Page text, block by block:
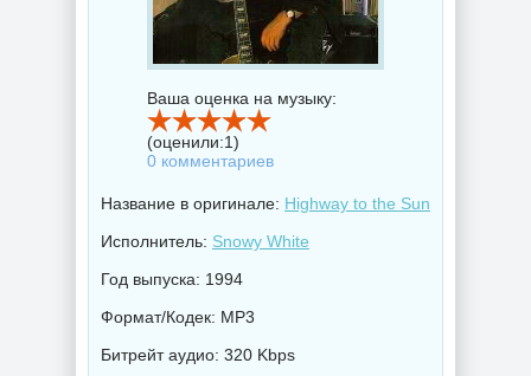
Ваша оценка на музыку:
(оценили:1)
0 комментариев
Название в оригинале: Highway to the Sun
Исполнитель: Snowy White
Год выпуска: 1994
Формат/Кодек: MP3
Битрейт аудио: 320 Kbps